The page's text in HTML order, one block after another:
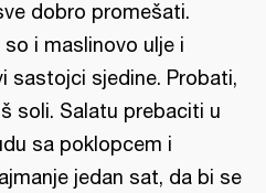
dobro promešati.
i maslinovo ulje i
sastojci sjedine. Probati,
soli. Salatu prebaciti u
sa poklopcem i
jedan sat, da bi se